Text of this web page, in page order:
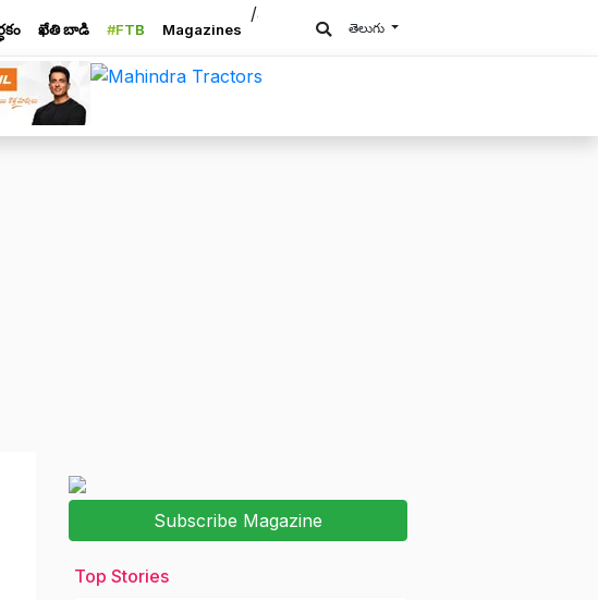
ఖేతి బాడి #FTB Magazines
/a>
తెలుగు
Subscribe Magazine
Top Stories